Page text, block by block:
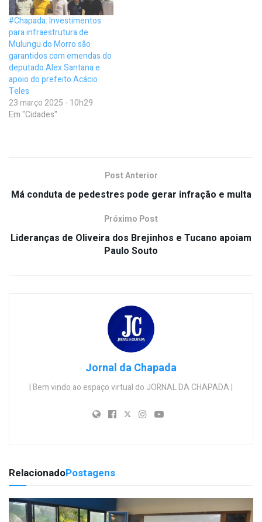
#Chapada: Investimentos
para infraestrutura de
Mulungu do Morro são
garantidos com emendas do
deputado Alex Santana e
apoio do prefeito Acácio
Teles
23 março 2025 - 10h29
Em "Cidades"
Post Anterior
Má conduta de pedestres pode gerar infração e multa
Próximo Post
Lideranças de Oliveira dos Brejinhos e Tucano apoiam
Paulo Souto
Jornal da Chapada
| Bem vindo ao espaço virtual do JORNAL DA CHAPADA |
RelacionadoPostagens